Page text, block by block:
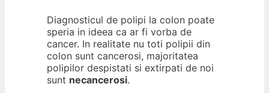
Diagnosticul de polipi la colon poate
speria in ideea ca ar fi vorba de
cancer. In realitate nu toti polipii din
colon sunt cancerosi, majoritatea
polipilor despistati si extirpati de noi
sunt necancerosi.